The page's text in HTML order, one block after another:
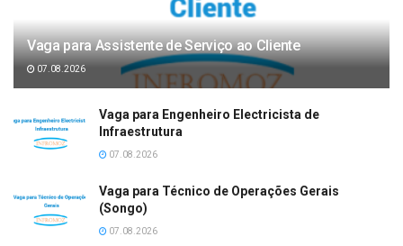
Vaga para Assistente de Serviço ao Cliente
07.08.2026
Vaga para Engenheiro Electricista de
Infraestrutura
07.08.2026
Vaga para Técnico de Operações Gerais
(Songo)
07.08.2026